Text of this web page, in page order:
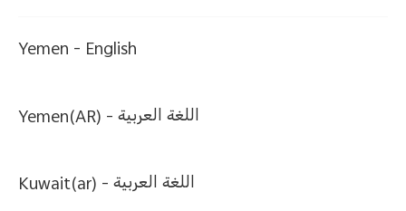
Yemen - English
Yemen(AR) -اللغة العربية
Kuwait(ar) -اللغة العربية